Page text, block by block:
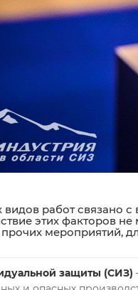
работ связано
этих факторов
мероприятий,
защиты (СИЗ)